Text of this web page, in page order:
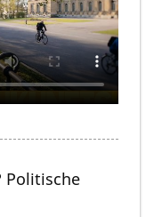
Politische